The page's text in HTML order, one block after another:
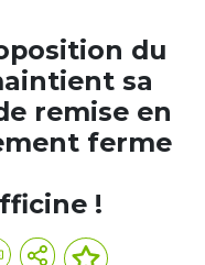
du
sa
remise en
ferme
!